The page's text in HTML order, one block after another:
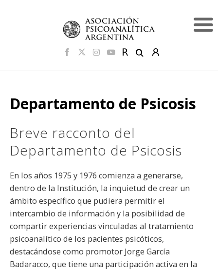
Departamento de Psicosis
Breve racconto del
Departamento de Psicosis
En los años 1975 y 1976 comienza a generarse,
dentro de la Institución, la inquietud de crear un
ámbito específico que pudiera permitir el
intercambio de información y la posibilidad de
compartir experiencias vinculadas al tratamiento
psicoanalítico de los pacientes psicóticos,
destacándose como promotor Jorge García
Badaracco, que tiene una participación activa en la